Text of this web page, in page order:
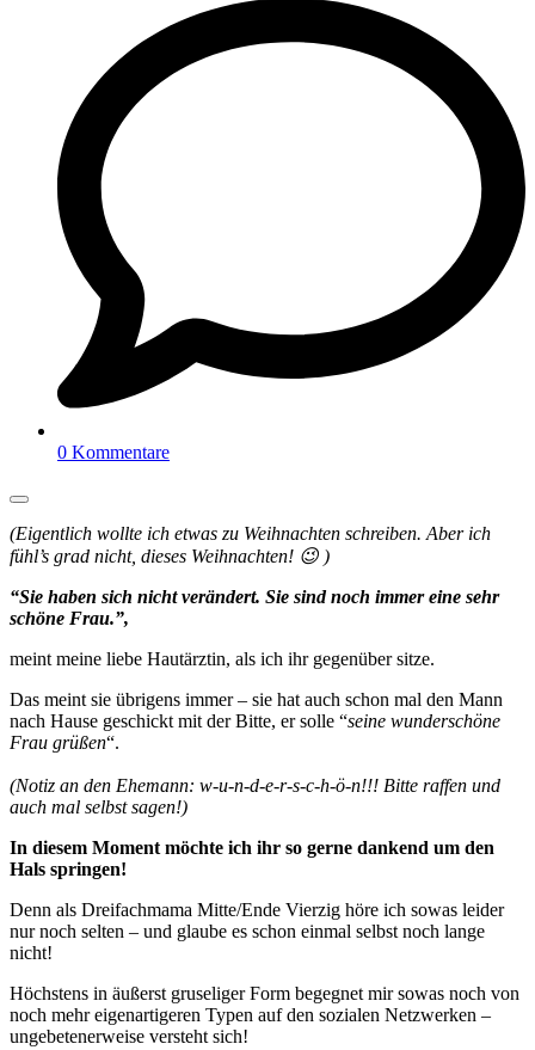
0 Kommentare
(Eigentlich wollte ich etwas zu Weihnachten schreiben. Aber ich
fühl’s grad nicht, dieses Weihnachten! 😉 )
“Sie haben sich nicht verändert. Sie sind noch immer eine sehr
schöne Frau.”,
meint meine liebe Hautärztin, als ich ihr gegenüber sitze.
Das meint sie übrigens immer – sie hat auch schon mal den Mann
nach Hause geschickt mit der Bitte, er solle “seine wunderschöne
Frau grüßen“.
(Notiz an den Ehemann: w-u-n-d-e-r-s-c-h-ö-n!!! Bitte raffen und
auch mal selbst sagen!)
In diesem Moment möchte ich ihr so gerne dankend um den
Hals springen!
Denn als Dreifachmama Mitte/Ende Vierzig höre ich sowas leider
nur noch selten – und glaube es schon einmal selbst noch lange
nicht!
Höchstens in äußerst gruseliger Form begegnet mir sowas noch von
noch mehr eigenartigeren Typen auf den sozialen Netzwerken –
ungebetenerweise versteht sich!